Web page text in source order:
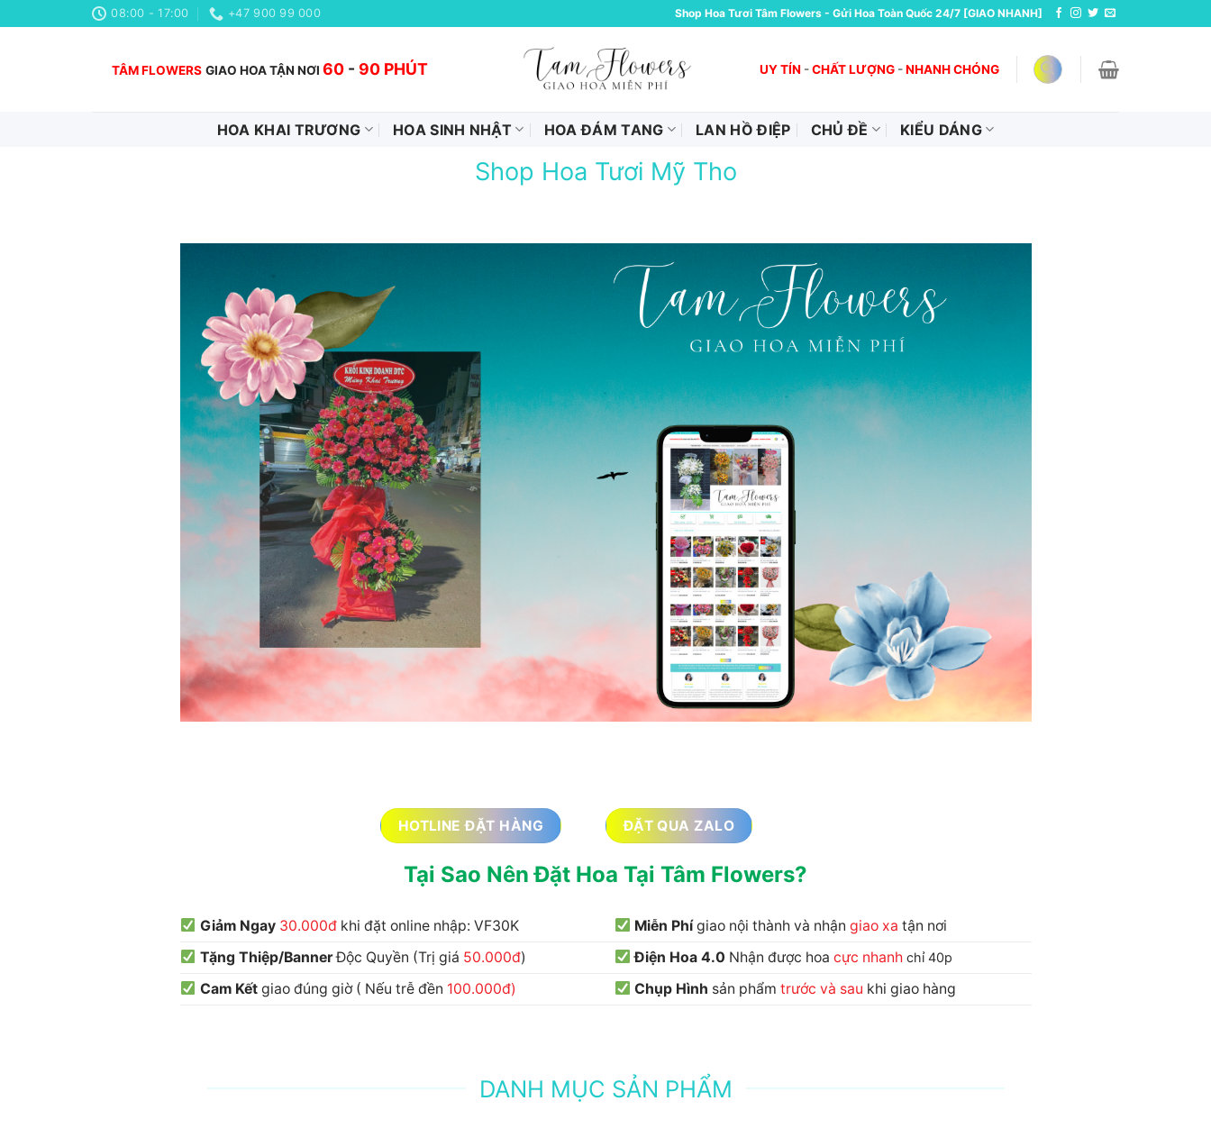
đến
08:00 - 17:00 +47 900 99 000 Shop Hoa Tươi Tâm Flowers - Gửi Hoa Toàn Quốc 24/7 [GIAO NHANH]
TÂM FLOWERS GIAO HOA TẬN NƠI 60 - 90 PHÚT UY TÍN -CHẤT LƯỢNG -NHANH CHÓNG
HOA KHAI TRƯƠNG HOA SINH NHẬT HOA ĐÁM TANG LAN HỒ ĐIỆP CHỦ ĐỀ KIỂU DÁNG
Shop Hoa Tươi Mỹ Tho
HOTLINE ĐẶT HÀNG ĐẶT QUA ZALO
Tại Sao Nên Đặt Hoa Tại Tâm Flowers?
Giảm Ngay 30.000đkhi đặt online nhập: VF30K Miễn Phígiao nội thành và nhận giao xa tận nơi
Tặng Thiệp/BannerĐộc Quyền (Trị giá 50.000đ) Điện Hoa 4.0 Nhận được hoa cực nhanh chỉ 40p
Cam Kếtgiao đúng giờ ( Nếu trễ đền 100.000đ) Chụp Hình sản phẩm trước và sau khi giao hàng
DANH MỤC SẢN PHẨM